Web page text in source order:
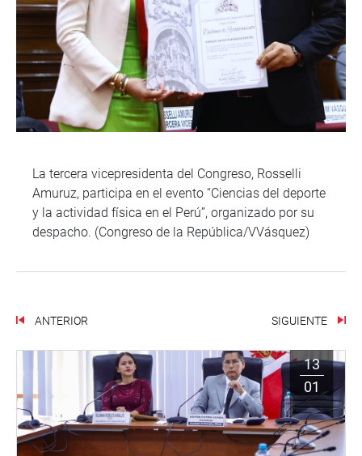
La tercera vicepresidenta del Congreso, Rosselli
Amuruz, participa en el evento “Ciencias del deporte
y la actividad física en el Perú”, organizado por su
despacho. (Congreso de la República/VVásquez)
ANTERIOR SIGUIENTE
13
01